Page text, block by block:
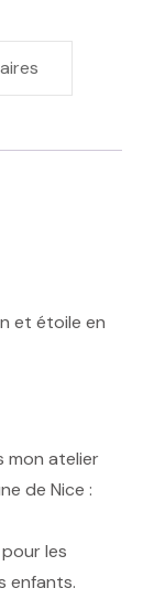
et étoile en
mon atelier
de Nice :
les
enfants.